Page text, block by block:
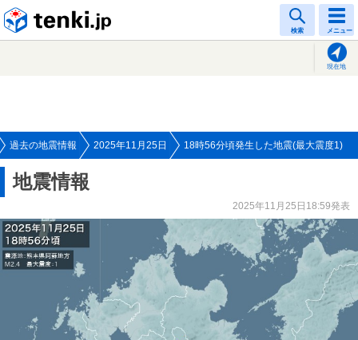
検索 メニュー
現在地
過去の地震情報 2025年11月25日 18時56分頃発生した地震(最大震度1)
地震情報
2025年11月25日18:59発表